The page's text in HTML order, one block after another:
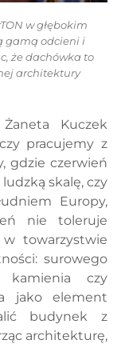
w głębokim
gamą odcieni i
że dachówka to
architektury
Kuczek
pracujemy z
gdzie czerwień
skalę, czy
Europy,
nie toleruje
towarzystwie
surowego
kamienia czy
jako element
budynek z
architekturę,